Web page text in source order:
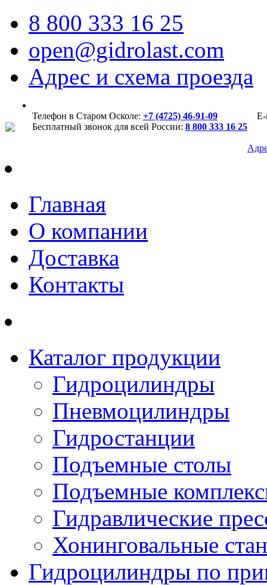
8 800 333 16 25
open@gidrolast.com
Адрес и схема проезда
Телефон в Старом Осколе: +7 (4725) 46-91-09
Бесплатный звонок для всей России: 8 800 333 16 25
Главная
О компании
Доставка
Контакты
Каталог продукции
Гидроцилиндры
Пневмоцилиндры
Гидростанции
Подъемные столы
Подъемные
Гидравлические
Хонинговальные
Гидроцилиндры по